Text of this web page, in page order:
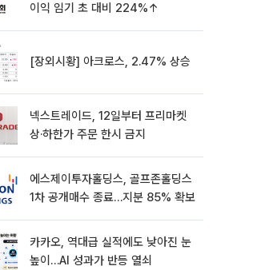
이익 임기 초 대비 224%↑
[장외시황] 아크로스, 2.47% 상승
넥스트레이드, 12일부터 프리마켓
상·하한가 주문 한시 금지
에스제이투자홀딩스, 골프존홀딩스
1차 공개매수 종료…지분 85% 확보
카카오, 역대급 실적에도 낮아진 눈
높이…AI 성과가 반등 열쇠